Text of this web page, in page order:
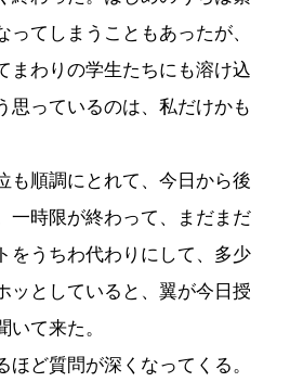
てしまうこともあったが、
まわりの学生たちにも溶け込
思っているのは、私だけかも
順調にとれて、今日から後
一時限が終わって、まだまだ
をうちわ代わりにして、多少
ッとしていると、翼が今日授
て来た。
ど質問が深くなってくる。